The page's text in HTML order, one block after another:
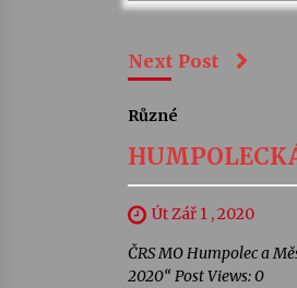
Next Post
Různé
Út Zář 1 , 2020
ČRS MO Humpolec a
2020“ Post Views: 0